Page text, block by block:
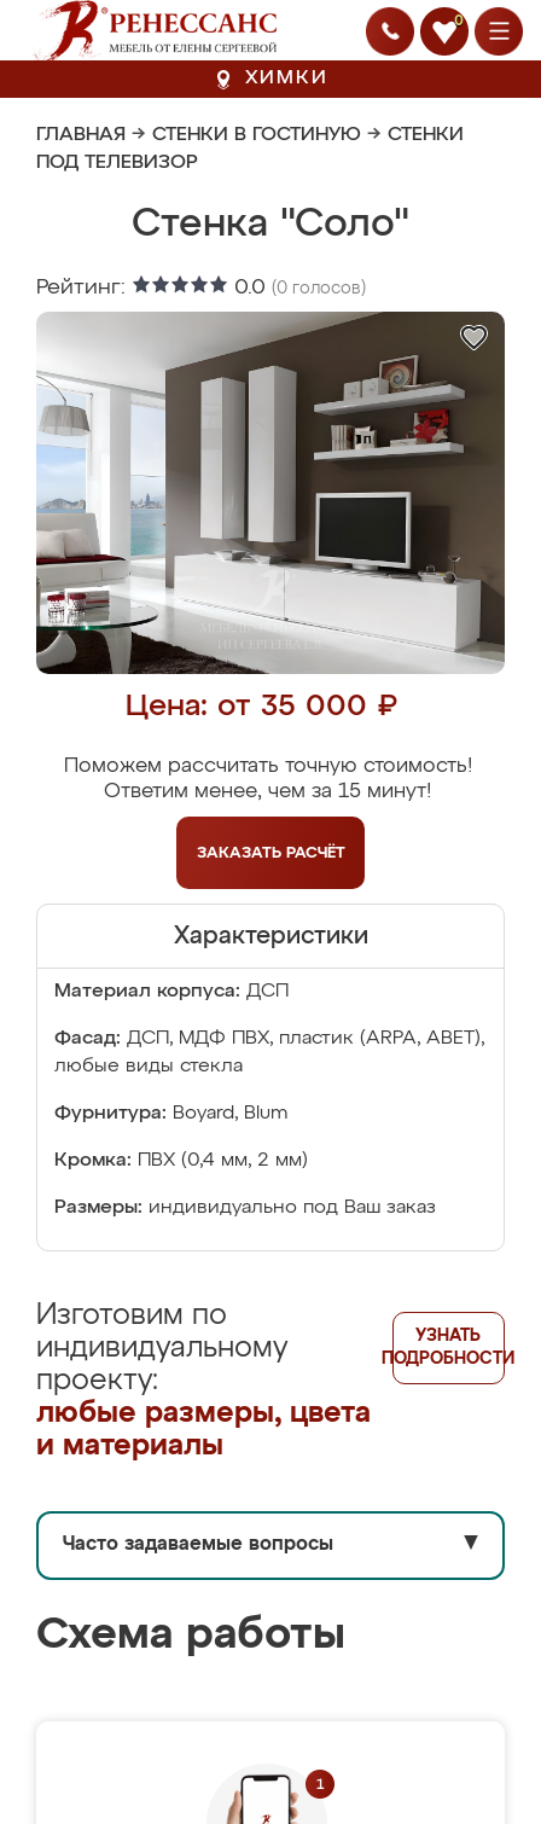
0
ХИМКИ
ГЛАВНАЯ → СТЕНКИ В ГОСТИНУЮ → СТЕНКИ
ПОД ТЕЛЕВИЗОР
Стенка "Соло"
Рейтинг: 0.0 (0 голосов)
Цена: от 35 000 ₽
Поможем рассчитать точную стоимость!
Ответим менее, чем за 15 минут!
ЗАКАЗАТЬ РАСЧЁТ
Характеристики
Материал корпуса: ДСП
Фасад: ДСП, МДФ ПВХ, пластик (ARPA, ABET),
любые виды стекла
Фурнитура: Boyard, Blum
Кромка: ПВХ (0,4 мм, 2 мм)
Размеры: индивидуально под Ваш заказ
Изготовим по
индивидуальному
проекту:
любые размеры, цвета
и материалы
УЗНАТЬ
ПОДРОБНОСТИ
Часто задаваемые вопросы ▼
Схема работы